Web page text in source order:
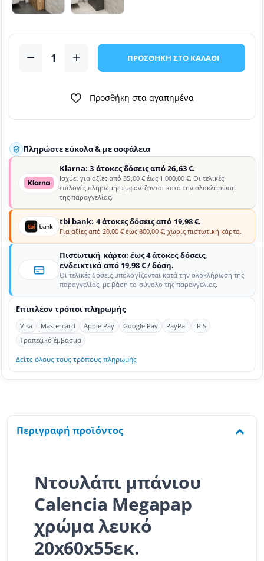
ΠΡΟΣΘΗΚΗ ΣΤΟ ΚΑΛΑΘΙ
Προσθήκη στα αγαπημένα
Πληρώστε εύκολα & με ασφάλεια
Klarna: 3 άτοκες δόσεις από 26,63 €.
Ισχύει για αξίες από 35,00 € έως 1.000,00 €. Οι τελικές
επιλογές πληρωμής εμφανίζονται κατά την ολοκλήρωση
της παραγγελίας.
tbi bank: 4 άτοκες δόσεις από 19,98 €.
Για αξίες από 20,00 € έως 800,00 €, χωρίς πιστωτική κάρτα.
Πιστωτική κάρτα: έως 4 άτοκες δόσεις,
ενδεικτικά από 19,98 € / δόση.
Οι τελικές δόσεις υπολογίζονται κατά την ολοκλήρωση της
παραγγελίας, με βάση το σύνολο της παραγγελίας.
Επιπλέον τρόποι πληρωμής
Visa Mastercard Apple Pay Google Pay PayPal
IRIS
Τραπεζικό έμβασμα
Δείτε όλους τους τρόπους πληρωμής
Περιγραφή προϊόντος
Ντουλάπι μπάνιου
Calencia Megapap
χρώμα λευκό
20x60x55εκ.